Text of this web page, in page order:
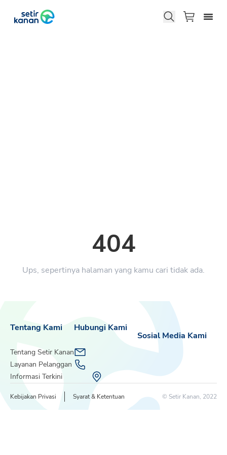
404
Ups, sepertinya halaman yang kamu cari tidak ada.
Tentang Kami
Tentang Setir Kanan
Layanan Pelanggan
Informasi Terkini
Sosial Media Kami
Hubungi Kami
Kebijakan Privasi Syarat & Ketentuan © Setir Kanan, 2022